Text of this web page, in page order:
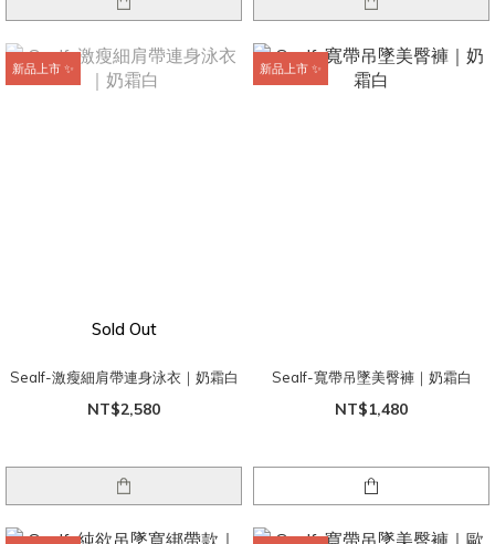
新品上市 ✨
Sold Out
Sealf-激瘦細肩帶連身泳衣｜奶霜白
NT$2,580
新品上市 ✨
Sealf-寬帶吊墜美臀褲｜奶霜白
NT$1,480